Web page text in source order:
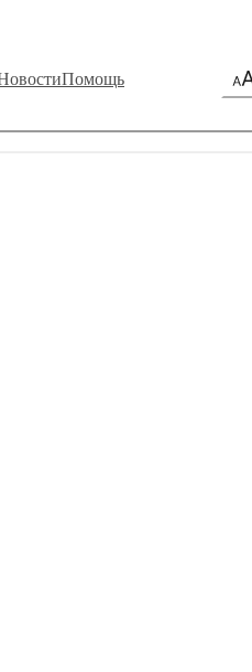
Помощь